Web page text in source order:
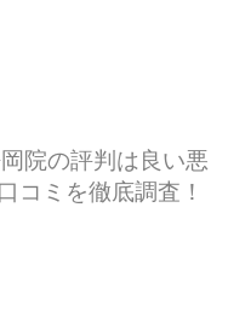
院の評判は良い悪
コミを徹底調査！